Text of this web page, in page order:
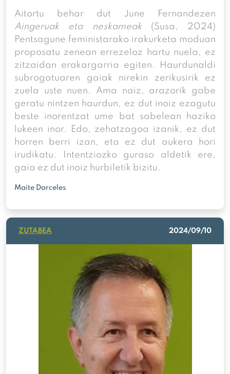
Aitortu behar dut June Fernandezen
Aingeruak eta neskameak(Susa, 2024)
Pentsagune feministarako irakurketa moduan
proposatu zenean errezeloz hartu nuela, ez
zitzaidan erakargarria egiten. Haurdunaldi
subrogatuaren gaiak nirekin zerikusirik ez
zuela uste nuen. Ama naiz, arazorik gabe
geratu nintzen haurdun, ez dut inoiz ezagutu
beste inorentzat ume bat sabelean haziko
lukeen inor. Edo, zehatzagoa izanik, ez dut
horren berri izan, eta ez dut aukera hori
irudikatu. Intentziozko guraso aldetik ere,
gaia ez dut inoiz hurbiletik bizitu.
Maite Darceles
ZUTABEA 2024/09/10